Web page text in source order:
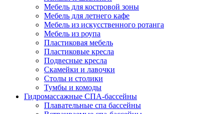
Мебель для костровой зоны
Мебель для летнего кафе
Мебель из искусственного ротанга
Мебель из роупа
Пластиковая мебель
Пластиковые кресла
Подвесные кресла
Скамейки и лавочки
Столы и столики
Тумбы и комоды
Гидромассажные СПА-бассейны
Плавательные спа бассейны